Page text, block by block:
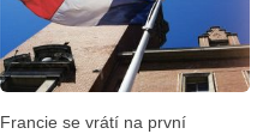
Francie se vrátí na první